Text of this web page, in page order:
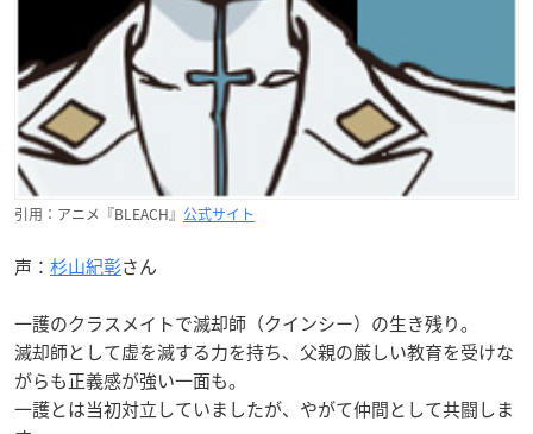
引用：アニメ『BLEACH』 公式サイト
声： 杉山紀彰さん
一護のクラスメイトで滅却師（クインシー）の生き残り。
滅却師として虚を滅する力を持ち、父親の厳しい教育を受けな
がらも正義感が強い一面も。
一護とは当初対立していましたが、やがて仲間として共闘しま